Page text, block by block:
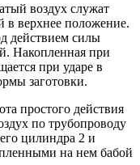
воздух служат
в верхнее положение.
действием силы
Накопленная при
при ударе в
заготовки.
простого действия
по трубопроводу
цилиндра 2 и
на нем бабой